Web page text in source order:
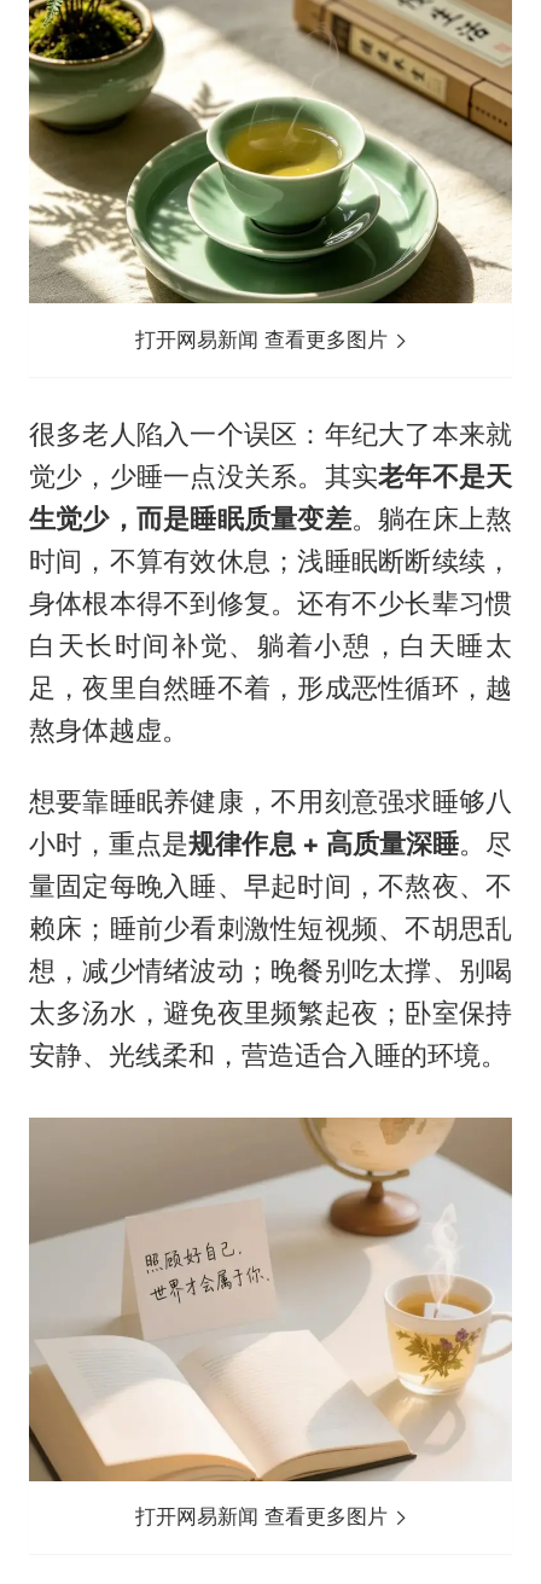
打开网易新闻 查看更多图片
很多老人陷入一个误区：年纪大了本来就
觉少，少睡一点没关系。其实老年不是天
生觉少，而是睡眠质量变差。躺在床上熬
时间，不算有效休息；浅睡眠断断续续，
身体根本得不到修复。还有不少长辈习惯
白天长时间补觉、躺着小憩，白天睡太
足，夜里自然睡不着，形成恶性循环，越
熬身体越虚。
想要靠睡眠养健康，不用刻意强求睡够八
小时，重点是规律作息 + 高质量深睡。尽
量固定每晚入睡、早起时间，不熬夜、不
赖床；睡前少看刺激性短视频、不胡思乱
想，减少情绪波动；晚餐别吃太撑、别喝
太多汤水，避免夜里频繁起夜；卧室保持
安静、光线柔和，营造适合入睡的环境。
打开网易新闻 查看更多图片